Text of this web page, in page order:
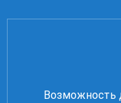
Возможность